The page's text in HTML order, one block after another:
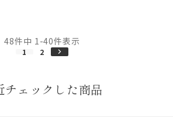
48件中 1 -40件表示
1 2
チェックした商品